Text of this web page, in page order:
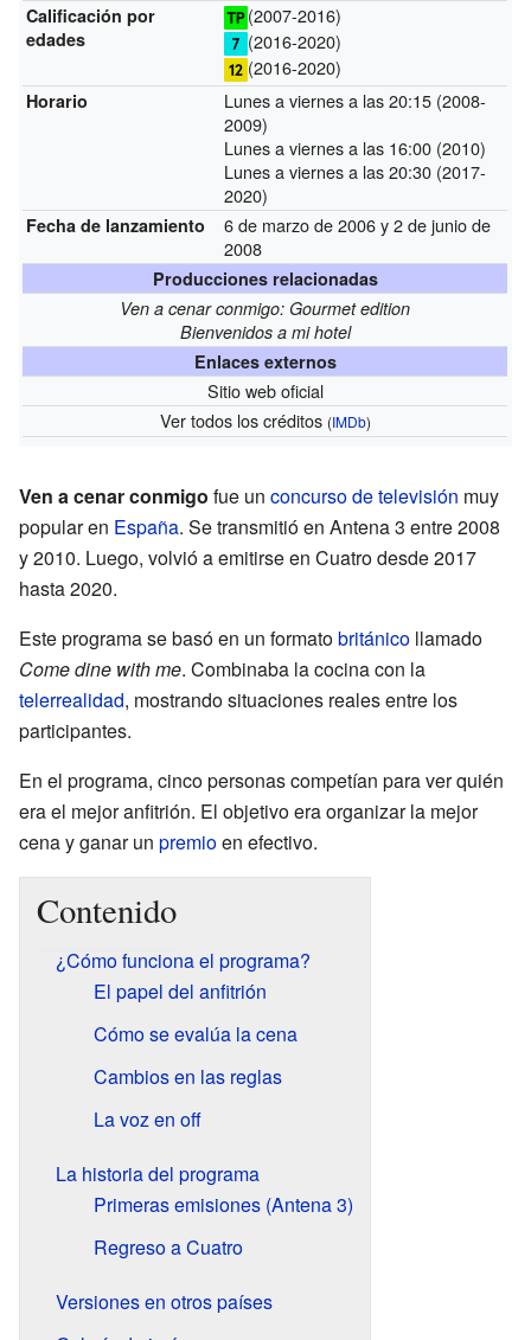
Calificación por
edades
(2007-2016)
(2016-2020)
(2016-2020)
Horario
Lunes a viernes a las 20:15 (2008-
2009)
Lunes a viernes a las 16:00 (2010)
Lunes a viernes a las 20:30 (2017-
2020)
Fecha de lanzamiento
6 de marzo de 2006 y 2 de junio de
2008
Producciones relacionadas
Ven a cenar conmigo: Gourmet edition
Bienvenidos a mi hotel
Enlaces externos
Sitio web oficial
Ver todos los créditos (IMDb)
Ven a cenar conmigo fue un concurso de televisión muy
popular en España. Se transmitió en Antena 3 entre 2008
y 2010. Luego, volvió a emitirse en Cuatro desde 2017
hasta 2020.
Este programa se basó en un formatobritánico llamado
Come dine with me. Combinaba la cocina con la
telerrealidad, mostrando situaciones reales entre los
participantes.
En el programa, cinco personas competían para ver quién
era el mejor anfitrión. El objetivo era organizar la mejor
cena y ganar un premioen efectivo.
Contenido
¿Cómo funciona el programa?
El papel del anfitrión
Cómo se evalúa la cena
Cambios en las reglas
La voz en off
La historia del programa
Primeras emisiones (Antena 3)
Regreso a Cuatro
Versiones en otros países